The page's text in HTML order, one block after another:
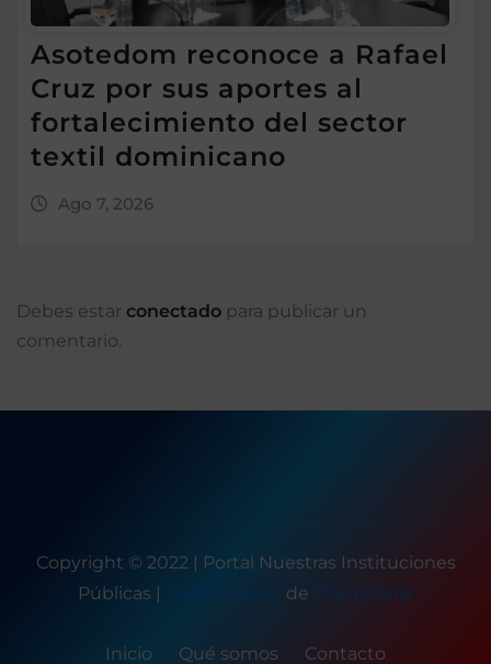
Asotedom reconoce a Rafael
Cruz por sus aportes al
fortalecimiento del sector
textil dominicano
Ago 7, 2026
Debes estar conectado para publicar un
comentario.
Copyright © 2022 | Portal Nuestras Instituciones
Públicas | Seattle News de ThemeArile
Inicio Qué somos Contacto